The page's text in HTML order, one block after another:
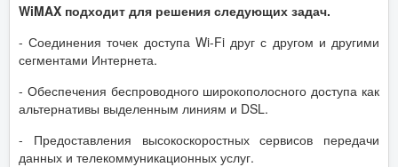
WiMAX подходит для решения следующих задач.
- Соединения точек доступа Wi-Fi друг с другом и другими
сегментами Интернета.
- Обеспечения беспроводного широкополосного доступа как
альтернативы выделенным линиям и DSL.
- Предоставления высокоскоростных сервисов передачи
данных и телекоммуникационных услуг.